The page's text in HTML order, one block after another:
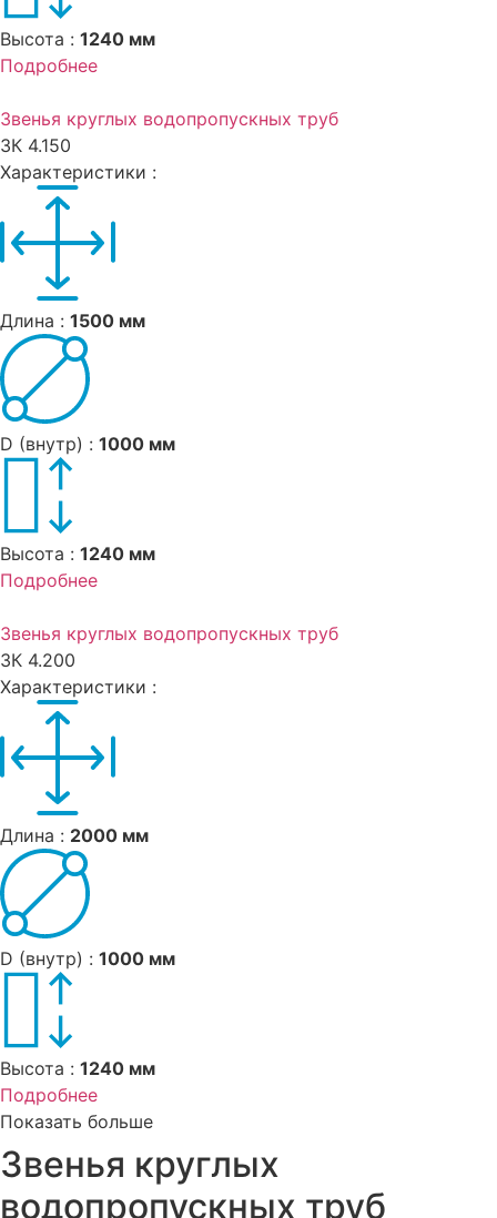
Высота : 1240 мм
Подробнее
Звенья круглых водопропускных труб
ЗК 4.150
Характеристики :
Длина : 1500 мм
D (внутр) : 1000 мм
Высота : 1240 мм
Подробнее
Звенья круглых водопропускных труб
ЗК 4.200
Характеристики :
Длина : 2000 мм
D (внутр) : 1000 мм
Высота : 1240 мм
Подробнее
Показать больше
Звенья круглых
водопропускных труб